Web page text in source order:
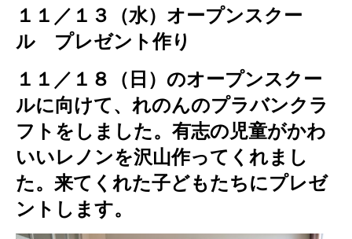
１１／１３（水）オープンスクー
ル プレゼント作り
１１／１８（日）のオープンスクー
ルに向けて、れのんのプラバンクラ
フトをしました。有志の児童がかわ
いいレノンを沢山作ってくれまし
た。来てくれた子どもたちにプレゼ
ントします。